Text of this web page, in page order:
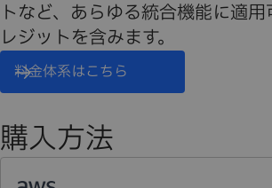
トなど、あらゆる統合機能に適
レジットを含みます。
料金体系はこちら
購入方法